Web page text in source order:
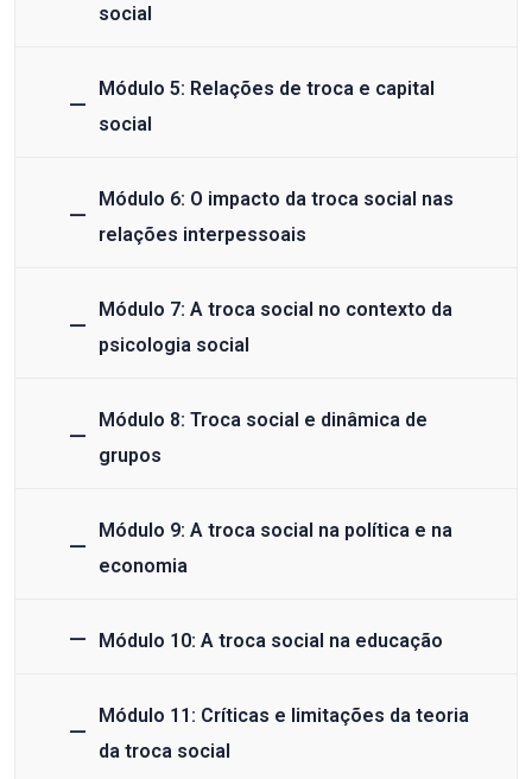
social
Módulo 5: Relações de troca e capital
social
Módulo 6: O impacto da troca social nas
relações interpessoais
Módulo 7: A troca social no contexto da
psicologia social
Módulo 8: Troca social e dinâmica de
grupos
Módulo 9: A troca social na política e na
economia
Módulo 10: A troca social na educação
Módulo 11: Críticas e limitações da teoria
da troca social